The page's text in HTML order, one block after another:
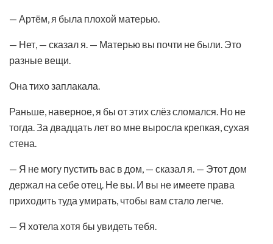
— Артём, я была плохой матерью.
— Нет, — сказал я. — Матерью вы почти не были. Это
разные вещи.
Она тихо заплакала.
Раньше, наверное, я бы от этих слёз сломался. Но не
тогда. За двадцать лет во мне выросла крепкая, сухая
стена.
— Я не могу пустить вас в дом, — сказал я. — Этот дом
держал на себе отец. Не вы. И вы не имеете права
приходить туда умирать, чтобы вам стало легче.
— Я хотела хотя бы увидеть тебя.